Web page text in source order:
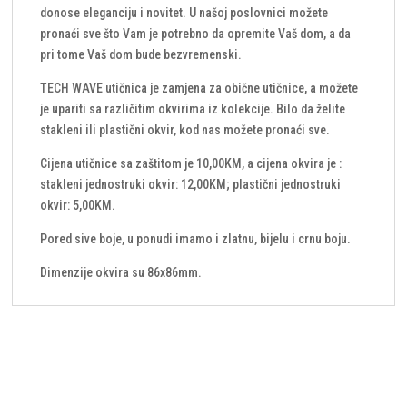
donose eleganciju i novitet. U našoj poslovnici možete
pronaći sve što Vam je potrebno da opremite Vaš dom, a da
pri tome Vaš dom bude bezvremenski.
TECH WAVE utičnica je zamjena za obične utičnice, a možete
je upariti sa različitim okvirima iz kolekcije. Bilo da želite
stakleni ili plastični okvir, kod nas možete pronaći sve.
Cijena utičnice sa zaštitom je 10,00KM, a cijena okvira je :
stakleni jednostruki okvir: 12,00KM; plastični jednostruki
okvir: 5,00KM.
Pored sive boje, u ponudi imamo i zlatnu, bijelu i crnu boju.
Dimenzije okvira su 86x86mm.